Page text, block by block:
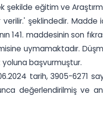
şekilde eğitim ve
verilir.' şeklindedir.
141. maddesinin son
uymamaktadır.
yoluna başvurmuştur.
tarih, 3905-6271
değerlendirilmiş ve